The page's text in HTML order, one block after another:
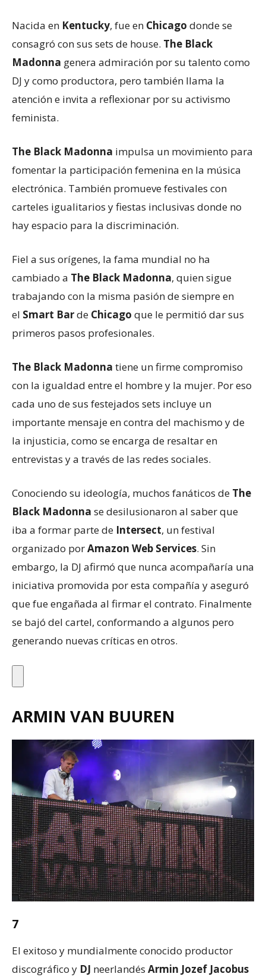
Nacida en Kentucky, fue en Chicago donde se
consagró con sus sets de house. The Black
Madonna genera admiración por su talento como
DJ y como productora, pero también llama la
atención e invita a reflexionar por su activismo
feminista.
The Black Madonna impulsa un movimiento para
fomentar la participación femenina en la música
electrónica. También promueve festivales con
carteles igualitarios y fiestas inclusivas donde no
hay espacio para la discriminación.
Fiel a sus orígenes, la fama mundial no ha
cambiado a The Black Madonna, quien sigue
trabajando con la misma pasión de siempre en
el Smart Barde Chicago que le permitió dar sus
primeros pasos profesionales.
The Black Madonna tiene un firme compromiso
con la igualdad entre el hombre y la mujer. Por eso
cada uno de sus festejados sets incluye un
importante mensaje en contra del machismo y de
la injusticia, como se encarga de resaltar en
entrevistas y a través de las redes sociales.
Conociendo su ideología, muchos fanáticos de The
Black Madonna se desilusionaron al saber que
iba a formar parte de Intersect, un festival
organizado porAmazon Web Services. Sin
embargo, la DJ afirmó que nunca acompañaría una
iniciativa promovida por esta compañía y aseguró
que fue engañada al firmar el contrato. Finalmente
se bajó del cartel, conformando a algunos pero
generando nuevas críticas en otros.
ARMIN VAN BUUREN
7
El exitoso y mundialmente conocido productor
discográfico y DJ neerlandés Armin Jozef Jacobus